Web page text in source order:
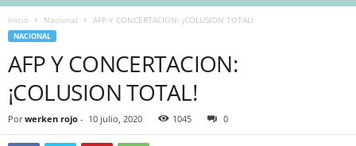
Inicio Nacional AFP Y CONCERTACION: ¡COLUSION TOTAL!
NACIONAL
AFP Y CONCERTACION:
¡COLUSION TOTAL!
Por werken rojo - 10 julio, 2020 1045 0